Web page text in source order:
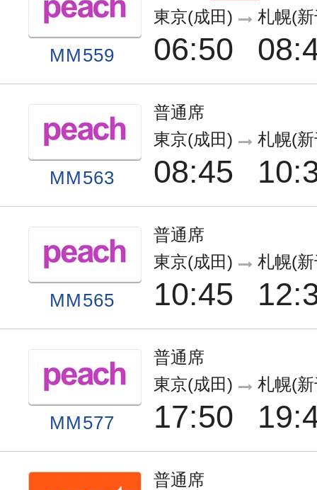
MM559
東京(成田)
06:50
札幌(
MM563
普通席
東京(成田)
08:45
札幌(
MM565
普通席
東京(成田)
10:45
札幌(
MM577
普通席
東京(成田)
17:50
札幌(
普通席